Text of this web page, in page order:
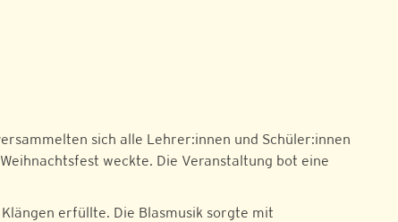
sich alle Lehrer:innen und Schüler:innen
weckte. Die Veranstaltung bot eine
erfüllte. Die Blasmusik sorgte mit